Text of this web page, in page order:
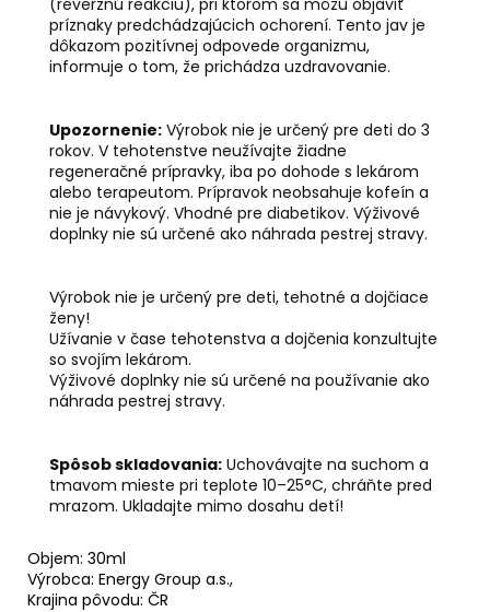
príznaky predchádzajúcich ochorení. Tento jav je
dôkazom pozitívnej odpovede organizmu,
informuje o tom, že prichádza uzdravovanie.
Upozornenie: Výrobok nie je určený pre deti do 3
rokov. V tehotenstve neužívajte žiadne
regeneračné prípravky, iba po dohode s lekárom
alebo terapeutom. Prípravok neobsahuje kofeín a
nie je návykový. Vhodné pre diabetikov. Výživové
doplnky nie sú určené ako náhrada pestrej stravy.
Výrobok nie je určený pre deti, tehotné a dojčiace
ženy!
Užívanie v čase tehotenstva a dojčenia konzultujte
so svojím lekárom.
Výživové doplnky nie sú určené na používanie ako
náhrada pestrej stravy.
Spôsob skladovania: Uchovávajte na suchom a
tmavom mieste pri teplote 10–25°C, chráňte pred
mrazom. Ukladajte mimo dosahu detí!
Objem: 30ml
Výrobca: Energy Group a.s.,
Krajina pôvodu: ČR